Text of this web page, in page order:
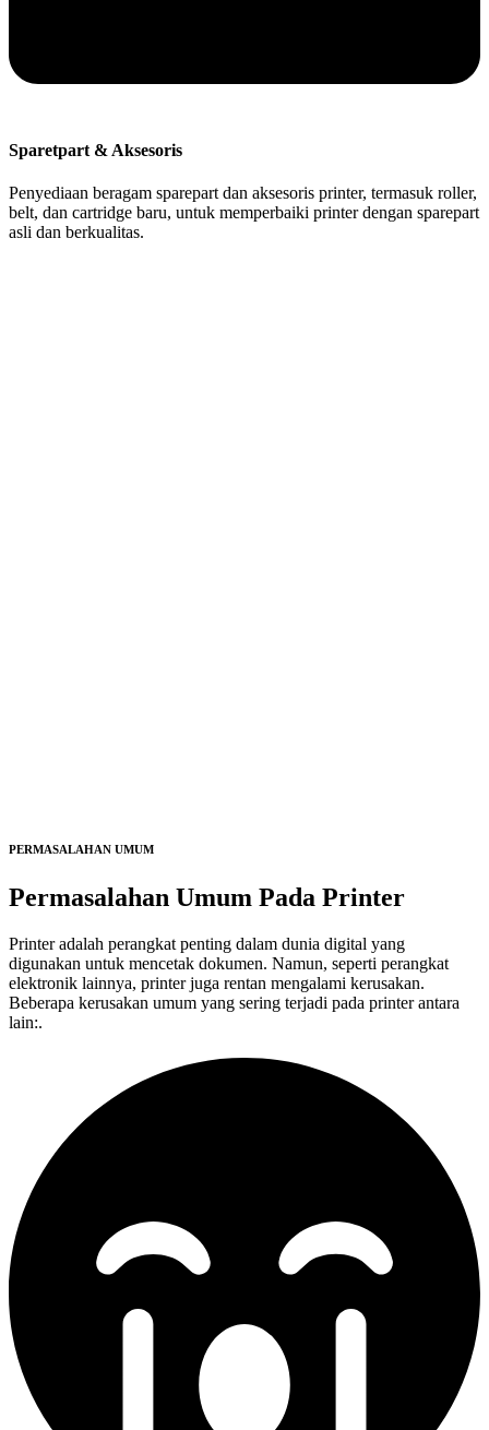
Sparetpart & Aksesoris
Penyediaan beragam sparepart dan aksesoris printer, termasuk roller,
belt, dan cartridge baru, untuk memperbaiki printer dengan sparepart
asli dan berkualitas.
PERMASALAHAN UMUM
Permasalahan Umum Pada Printer
Printer adalah perangkat penting dalam dunia digital yang
digunakan untuk mencetak dokumen. Namun, seperti perangkat
elektronik lainnya, printer juga rentan mengalami kerusakan.
Beberapa kerusakan umum yang sering terjadi pada printer antara
lain:.